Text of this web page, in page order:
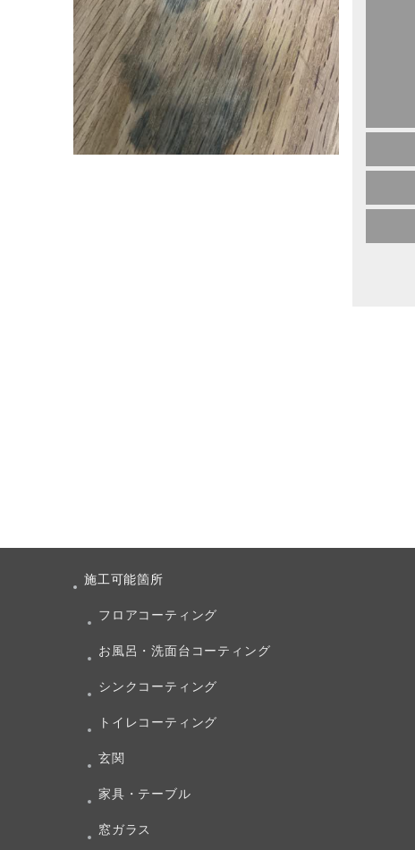
施工可能箇所
フロアコーティング
お風呂・洗面台コーティング
シンクコーティング
トイレコーティング
玄関
家具・テーブル
窓ガラス